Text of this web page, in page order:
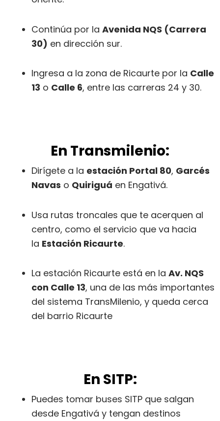
Continúa por la Avenida NQS (Carrera
30) en dirección sur.
Ingresa a la zona de Ricaurte por la Calle
13 o Calle 6, entre las carreras 24 y 30.
En Transmilenio:
Dirígete a la estación Portal 80, Garcés
Navas o Quiriguá en Engativá.
Usa rutas troncales que te acerquen al
centro, como el servicio que va hacia
la Estación Ricaurte.
La estación Ricaurte está en la Av. NQS
con Calle 13, una de las más importantes
del sistema TransMilenio, y queda cerca
del barrio Ricaurte
En SITP:
Puedes tomar buses SITP que salgan
desde Engativá y tengan destinos